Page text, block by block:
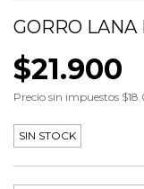
GORRO
$21.900
Precio sin impuestos
SIN STOCK